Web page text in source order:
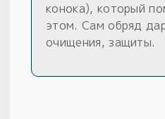
конока), который
этом. Сам обряд
очищения, защиты.